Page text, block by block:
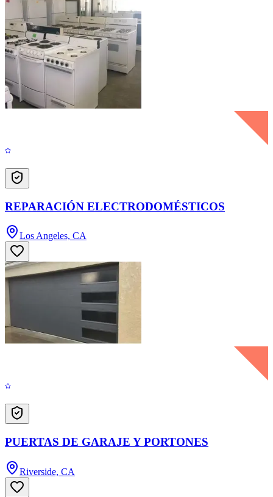
REPARACIÓN ELECTRODOMÉSTICOS
Los Angeles, CA
PUERTAS DE GARAJE Y PORTONES
Riverside, CA